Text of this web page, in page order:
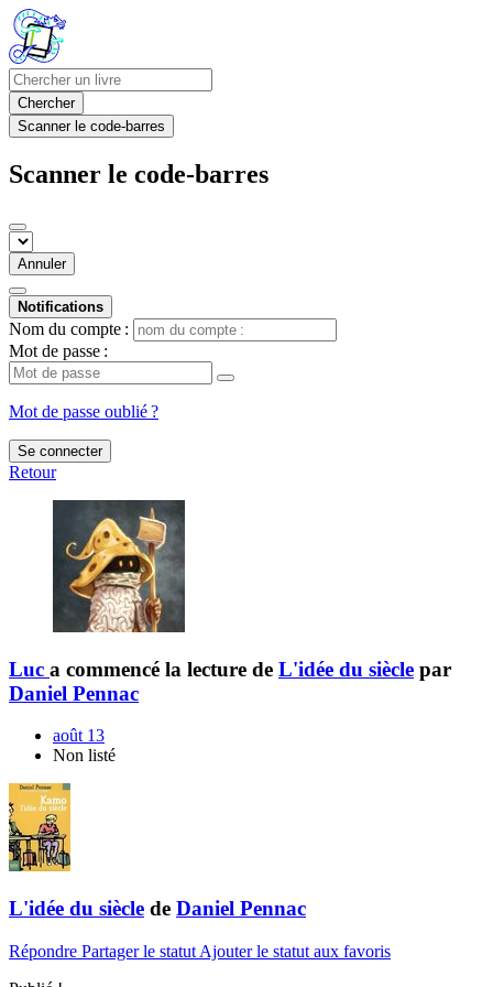
Chercher
Scanner le code-barres
Scanner le code-barres
Annuler
Notifications
Nom du compte :
Mot de passe :
Mot de passe oublié ?
Se connecter
Retour
Luc a commencé la lecture de L'idée du siècle par
Daniel Pennac
août 13
Non listé
L'idée du siècle de Daniel Pennac
Répondre Partager le statut Ajouter le statut aux favoris